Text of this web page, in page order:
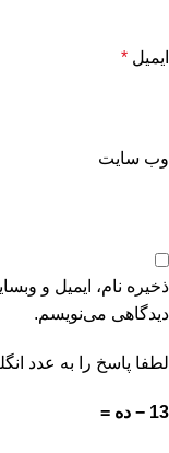
ایمیل *
وب‌ سایت
ذخیره نام، ایمیل و
دیدگاهی می‌نویسم.
لطفا پاسخ را به عدد
13 − ده =